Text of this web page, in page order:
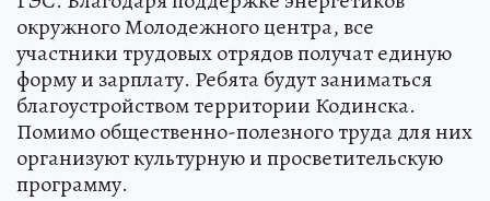
окружного Молодежного центра, все
участники трудовых отрядов получат единую
форму и зарплату. Ребята будут заниматься
благоустройством территории Кодинска.
Помимо общественно-полезного труда для них
организуют культурную и просветительскую
программу.